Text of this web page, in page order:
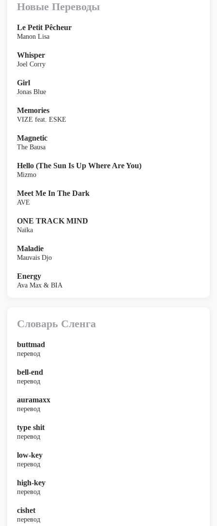
Новые Переводы
Le Petit Pêcheur
Manon Lisa
Whisper
Joel Corry
Girl
Jonas Blue
Memories
VIZE feat. ESKE
Magnetic
The Bausa
Hello (The Sun Is Up Where Are You)
Mizmo
Meet Me In The Dark
AVE
ONE TRACK MIND
Naïka
Maladie
Mauvais Djo
Energy
Ava Max & BIA
Словарь Сленга
buttmad
перевод
bell-end
перевод
auramaxx
перевод
type shit
перевод
low-key
перевод
high-key
перевод
cishet
перевод